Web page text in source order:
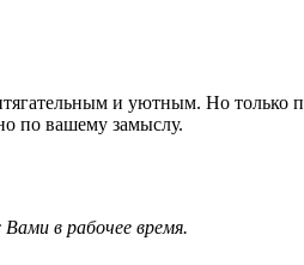
и уютным. Но только
по вашему замыслу.
в рабочее время.